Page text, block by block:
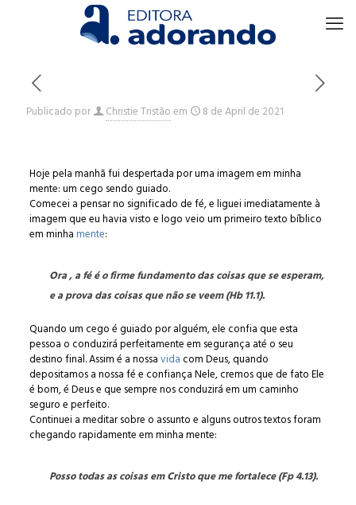
Publicado por Christie Tristãoem 8 de April de 2021
Hoje pela manhã fui despertada por uma imagem em minha
mente: um cego sendo guiado.
Comecei a pensar no significado de fé, e liguei imediatamente à
imagem que eu havia visto e logo veio um primeiro texto bíblico
em minha mente:
Ora , a fé é o firme fundamento das coisas que se esperam,
e a prova das coisas que não se veem (Hb 11.1).
Quando um cego é guiado por alguém, ele confia que esta
pessoa o conduzirá perfeitamente em segurança até o seu
destino final. Assim é a nossavida com Deus, quando
depositamos a nossa fé e confiança Nele, cremos que de fato Ele
é bom, é Deus e que sempre nos conduzirá em um caminho
seguro e perfeito.
Continuei a meditar sobre o assunto e alguns outros textos foram
chegando rapidamente em minha mente:
Posso todas as coisas em Cristo que me fortalece (Fp 4.13).